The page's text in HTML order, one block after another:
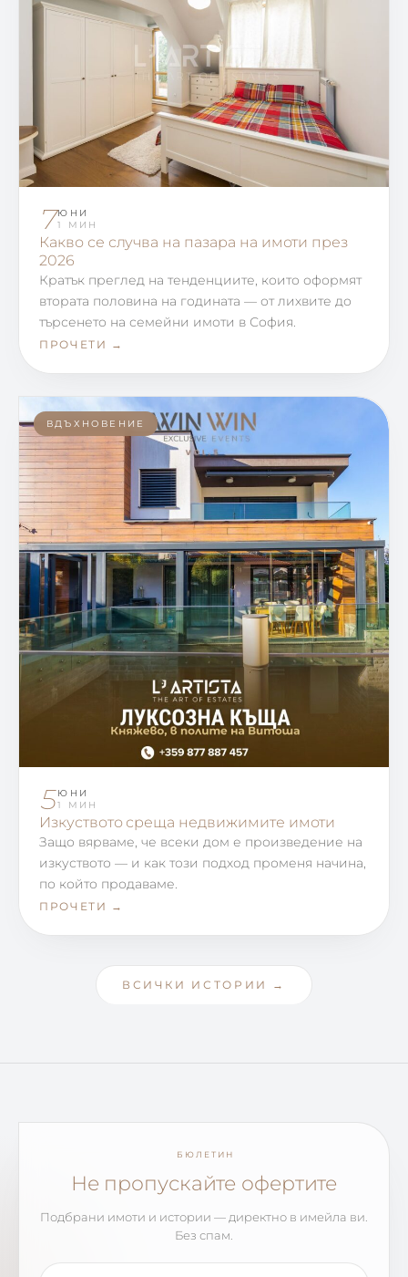
7ЮНИ
1 МИН
Какво се случва на пазара на имоти през
2026
Кратък преглед на тенденциите, които оформят
втората половина на годината — от лихвите до
търсенето на семейни имоти в София.
ПРОЧЕТИ →
ВДЪХНОВЕНИЕ
5ЮНИ
1 МИН
Изкуството среща недвижимите имоти
Защо вярваме, че всеки дом е произведение на
изкуството — и как този подход променя начина,
по който продаваме.
ПРОЧЕТИ →
ВСИЧКИ ИСТОРИИ →
БЮЛЕТИН
Не пропускайте офертите
Подбрани имоти и истории — директно в имейла ви.
Без спам.